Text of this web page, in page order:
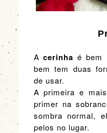
Acerinhaé bem
bem tem duas
de usar.
A primeira e
primer na
sombra normal,
pelos no lugar.